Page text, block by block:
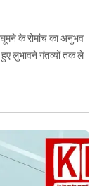
#Journey
के रोमांच का अनुभव
लुभावने गंतव्यों तक ले